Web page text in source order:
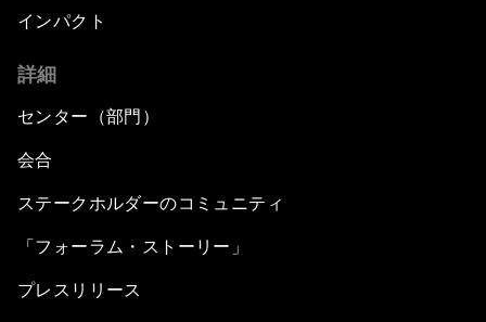
インパクト
詳細
センター（部門）
会合
ステークホルダーのコミュニティ
「フォーラム・ストーリー」
プレスリリース